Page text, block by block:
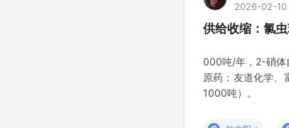
2026-02-10
供给收缩：氯
000吨/年，2-硝体
原药：友道化学
1000吨）。